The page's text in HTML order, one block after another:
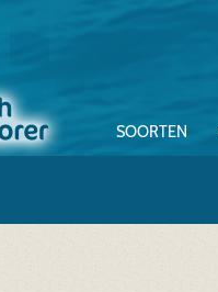
SOORTEN